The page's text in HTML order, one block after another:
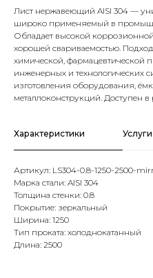
Лист нержавеющий AISI 304 —
широко применяемый в
Обладает высокой
хорошей свариваемостью.
химической, фармацевтической
инженерных и технологических
изготовления оборудования,
металлоконструкций. Доступен
Характеристики Услуги
Артикул: LS304-0.8-1250-2500-
Марка стали: AISI 304
Толщина стенки: 0.8
Покрытие: зеркальный
Ширина: 1250
Тип проката: холоднокатанный
Длина: 2500